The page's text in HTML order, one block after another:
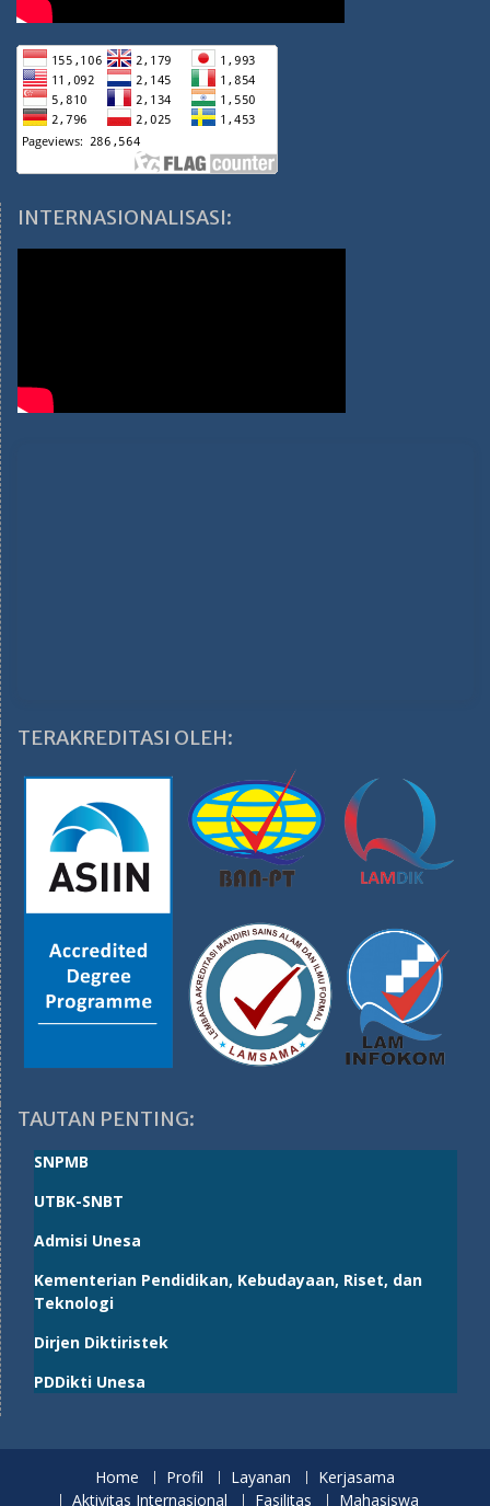
INTERNASIONALISASI:
TERAKREDITASI OLEH:
TAUTAN PENTING:
SNPMB
UTBK-SNBT
Admisi Unesa
Kementerian Pendidikan, Kebudayaan, Riset, dan
Teknologi
Dirjen Diktiristek
PDDikti Unesa
Home Profil Layanan
Kerjasama
Aktivitas Internasional
Fasilitas Mahasiswa